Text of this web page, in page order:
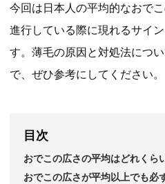
今回は日本人の平均的なおで
進行している際に現れるサイ
す。薄毛の原因と対処法につ
で、ぜひ参考にしてください。
目次
おでこの広さの平均はどれくら
おでこの広さが平均以上でも必